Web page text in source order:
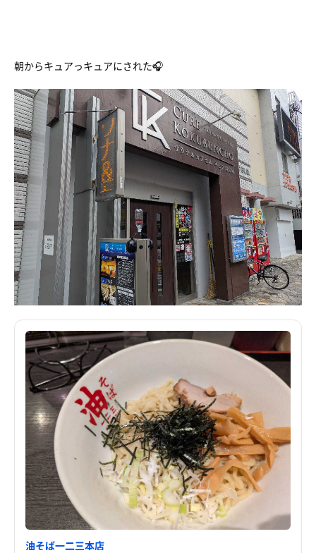
朝からキュアっキュアにされた🎧
油そば一二三本店